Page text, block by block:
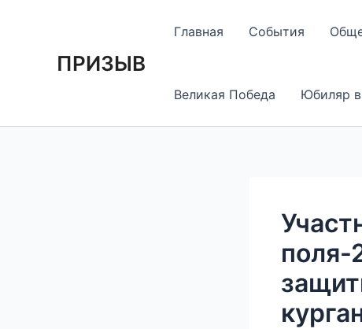
ПРИЗЫВ
Главная События
Великая Победа Юбиляр
поля-
по